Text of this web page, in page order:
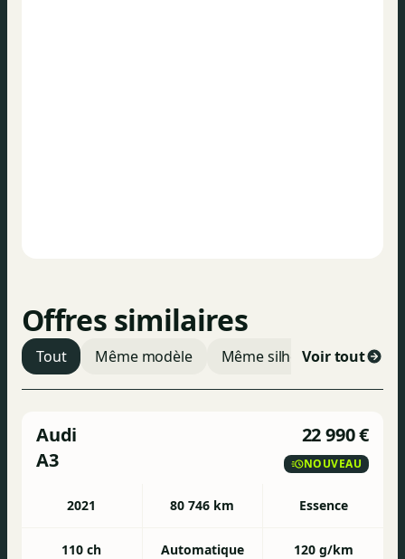
Offres similaires
Tout Même modèle Même silhouetteVoir tout
Audi
A3
22 990 €
NOUVEAU
2021 80 746 km Essence
110 ch Automatique 120 g/km